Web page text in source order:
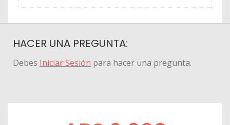
HACER UNA PREGUNTA:
Debes Iniciar Sesión para hacer una pregunta.